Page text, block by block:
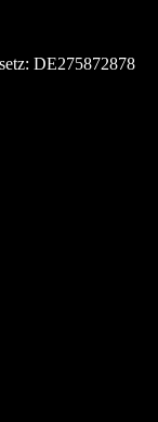
DE275872878